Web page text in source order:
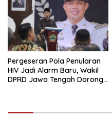
Pergeseran Pola Penularan
HIV Jadi Alarm Baru, Wakil
DPRD Jawa Tengah Dorong